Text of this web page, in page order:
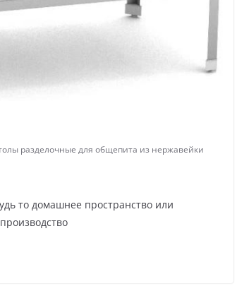
разделочные для общепита из нержавейки
то домашнее пространство или